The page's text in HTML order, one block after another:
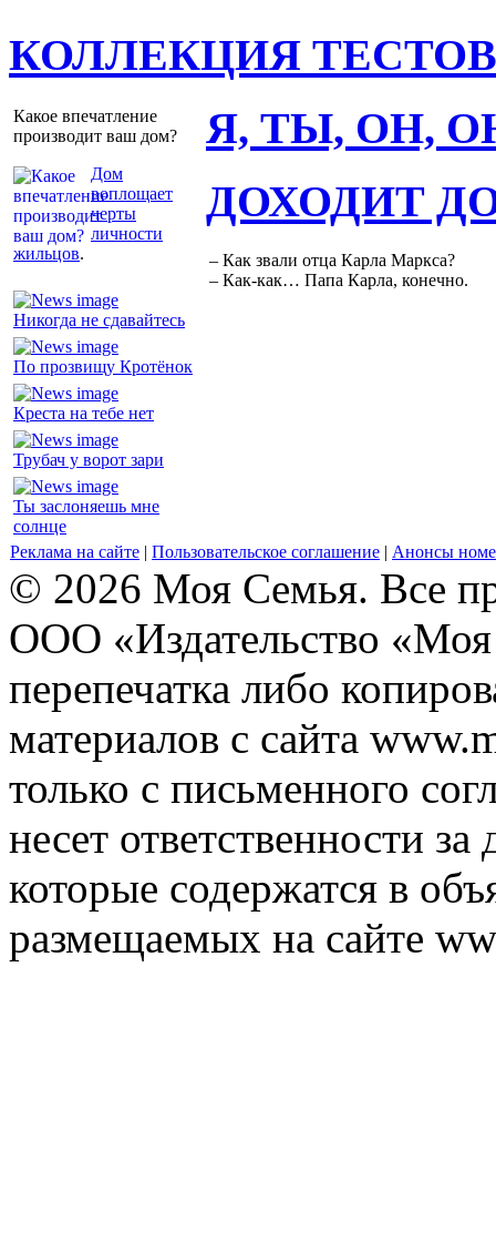
КОЛЛЕКЦИЯ ТЕСТОВ
Какое впечатление
производит ваш дом?
Дом
воплощает
черты
личности
жильцов.
Я, ТЫ, ОН,
Никогда не сдавайтесь
По прозвищу Кротёнок
Креста на тебе нет
Трубач у ворот зари
Ты заслоняешь мне
солнце
ДОХОДИТ
– Как звали отца Карла Маркса?
– Как-как… Папа Карла, конечно.
Реклама на сайте | Пользовательское соглашение | Анонсы
© 2026 Моя Семья. Все
ООО «Издательство
перепечатка либо
материалов с сайта
только с письменного
несет ответственности
которые содержатся в
размещаемых на сайте